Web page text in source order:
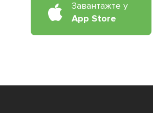
Завантажте у
App Store